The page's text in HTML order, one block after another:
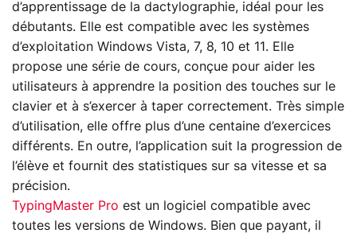
d’apprentissage de la dactylographie, idéal pour les
débutants. Elle est compatible avec les systèmes
d’exploitation Windows Vista, 7, 8, 10 et 11. Elle
propose une série de cours, conçue pour aider les
utilisateurs à apprendre la position des touches sur le
clavier et à s’exercer à taper correctement. Très simple
d’utilisation, elle offre plus d’une centaine d’exercices
différents. En outre, l’application suit la progression de
l’élève et fournit des statistiques sur sa vitesse et sa
précision.
TypingMaster Pro est un logiciel compatible avec
toutes les versions de Windows. Bien que payant, il